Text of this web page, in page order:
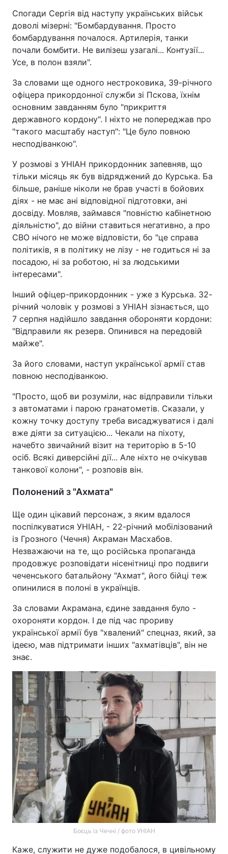
Спогади Сергія від наступу українських військ
доволі мізерні: "Бомбардування. Просто
бомбардування почалося. Артилерія, танки
почали бомбити. Не вилізеш узагалі... Контузії...
Усе, в полон взяли".
За словами ще одного нестроковика, 39-річного
офіцера прикордонної служби зі Пскова, їхнім
основним завданням було "прикриття
державного кордону". І ніхто не попереджав про
"такого масштабу наступ": "Це було повною
несподіванкою".
У розмові з УНІАН прикордонник запевняв, що
тільки місяць як був відряджений до Курська. Ба
більше, раніше ніколи не брав участі в бойових
діях - не має ані відповідної підготовки, ані
досвіду. Мовляв, займався "повністю кабінетною
діяльністю", до війни ставиться негативно, а про
СВО нічого не може відповісти, бо "це справа
політиків, я в політику не лізу - не годиться ні за
посадою, ні за роботою, ні за людськими
інтересами".
Інший офіцер-прикордонник - уже з Курська. 32-
річний чоловік у розмові з УНІАН зізнається, що
7 серпня надійшло завдання обороняти кордони:
"Відправили як резерв. Опинився на передовій
майже".
За його словами, наступ української армії став
повною несподіванкою.
"Просто, щоб ви розуміли, нас відправили тільки
з автоматами і парою гранатометів. Сказали, у
кожну точку доступу треба висаджуватися і далі
вже діяти за ситуацією... Чекали на піхоту,
начебто звичайний візит на територію в 5-10
осіб. Всякі диверсійні дії... Але ніхто не очікував
танкової колони", - розповів він.
Полонений з "Ахмата"
Ще один цікавий персонаж, з яким вдалося
поспілкуватися УНІАН, - 22-річний мобілізований
із Грозного (Чечня) Акраман Масхабов.
Незважаючи на те, що російська пропаганда
продовжує розповідати нісенітниці про подвиги
чеченського батальйону "Ахмат", його бійці теж
опинилися в полоні в українців.
За словами Акрамана, єдине завдання було -
охороняти кордон. І де під час прориву
української армії був "хвалений" спецназ, який, за
ідеєю, мав підтримати інших "ахматівців", він не
знає.
Боєць із Чечні / фото УНІАН
Каже, служити не дуже подобалося, в цивільному